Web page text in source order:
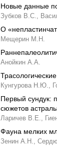
Новые данные
Зубков В.С.,
О
Мещерин М.Н.
Анойкин А.А.
Кунгурова Н.Ю.,
Первый сундук:
сюжетов
Ларичев В.Е.,
Фауна мелких
Зенин А.Н.,